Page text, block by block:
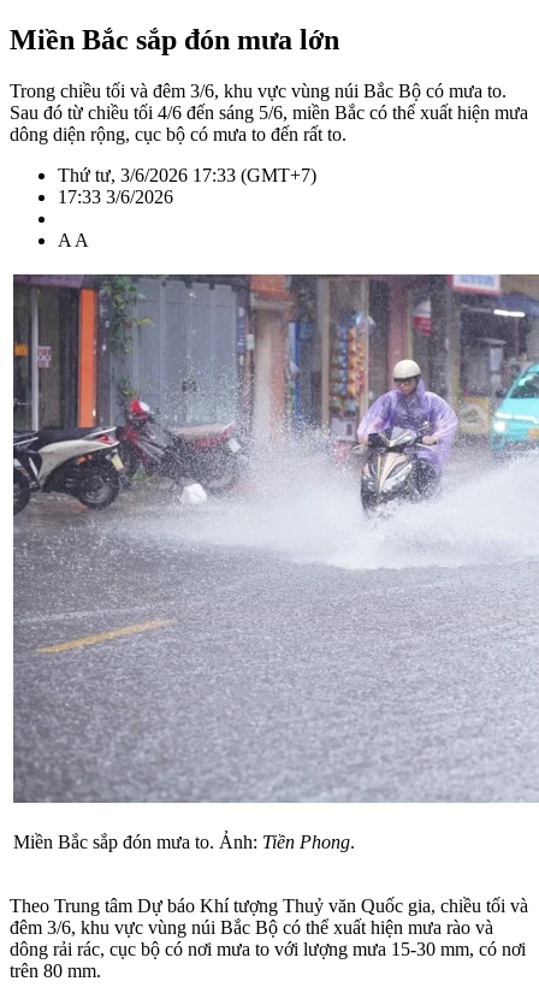
Miền Bắc sắp đón mưa lớn
Trong chiều tối và đêm 3/6, khu vực vùng núi Bắc Bộ có mưa to.
Sau đó từ chiều tối 4/6 đến sáng 5/6, miền Bắc có thể xuất hiện mưa
dông diện rộng, cục bộ có mưa to đến rất to.
Thứ tư, 3/6/2026 17:33 (GMT+7)
17:33 3/6/2026
A A
Miền Bắc sắp đón mưa to. Ảnh: Tiền Phong.
Theo Trung tâm Dự báo Khí tượng Thuỷ văn Quốc gia, chiều tối và
đêm 3/6, khu vực vùng núi Bắc Bộ có thể xuất hiện mưa rào và
dông rải rác, cục bộ có nơi mưa to với lượng mưa 15-30 mm, có nơi
trên 80 mm.